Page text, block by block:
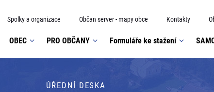
Spolky a organizace Občan server - mapy obce Kontakty
OBEC PRO OBČANY Formuláře ke stažení
ÚŘEDNÍ DESKA